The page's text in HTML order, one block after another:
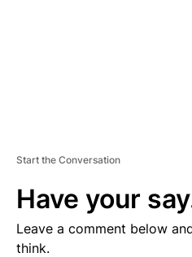
Start the Conversation
Have your
Leave a comment below
think.